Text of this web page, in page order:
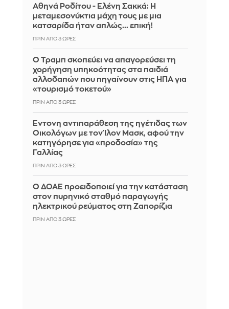
Αθηνά Ροδίτου - Ελένη Σακκά: Η
μεταμεσονύκτια μάχη τους με μια
κατσαρίδα ήταν απλώς... επική!
ΠΡΙΝ ΑΠΌ 3 ΏΡΕΣ
Ο Τραμπ σκοπεύει να απαγορεύσει τη
χορήγηση υπηκοότητας στα παιδιά
αλλοδαπών που πηγαίνουν στις ΗΠΑ για
«τουρισμό τοκετού»
ΠΡΙΝ ΑΠΌ 3 ΏΡΕΣ
Έντονη αντιπαράθεση της ηγέτιδας των
Οικολόγων με τον Ίλον Μασκ, αφού την
κατηγόρησε για «προδοσία» της
Γαλλίας
ΠΡΙΝ ΑΠΌ 3 ΏΡΕΣ
Ο ΔΟΑΕ προειδοποιεί για την κατάσταση
στον πυρηνικό σταθμό παραγωγής
ηλεκτρικού ρεύματος στη Ζαπορίζια
ΠΡΙΝ ΑΠΌ 3 ΏΡΕΣ